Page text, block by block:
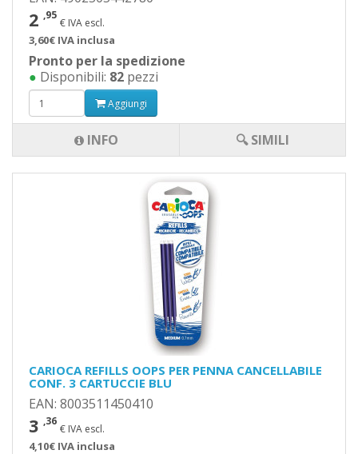
2 ,95
€ IVA escl.
3,60€ IVA inclusa
Pronto per la spedizione
● Disponibili: 82 pezzi
Aggiungi
INFO 🔍 SIMILI
CARIOCA REFILLS OOPS PER PENNA CANCELLABILE
CONF. 3 CARTUCCIE BLU
EAN: 8003511450410
3 ,36
€ IVA escl.
4,10€ IVA inclusa